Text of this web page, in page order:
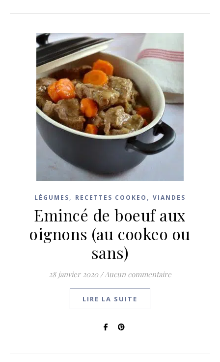
LÉGUMES, RECETTES COOKEO , VIANDES
Emincé de boeuf aux
oignons (au cookeo ou
sans)
28 janvier 2020 /Aucun commentaire
LIRE LA SUITE